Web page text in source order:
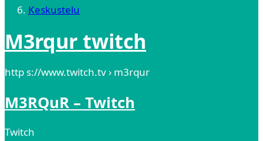
Keskustelu
M3rqur twitch
http s://www.twitch.tv › m3rqur
M3RQuR – Twitch
Twitch